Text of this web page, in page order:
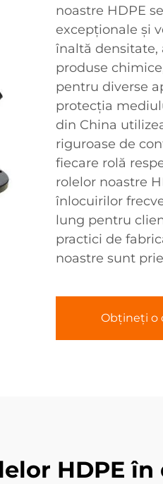
noastre HDPE
excepționale și
înaltă densitate,
produse
pentru diverse
protecția
din China
riguroase de
fiecare rolă
rolelor noastre
înlocuirilor
lung pentru
practici de
noastre sunt
Obțineți o
HDPE